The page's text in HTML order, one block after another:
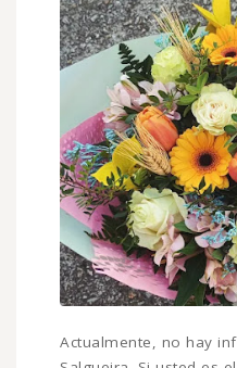
Actualmente, no hay